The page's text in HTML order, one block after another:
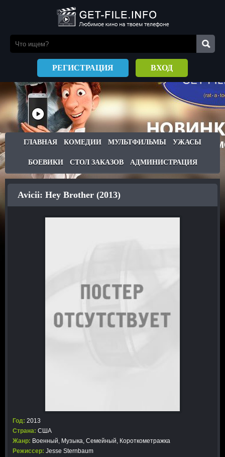
РЕГИСТРАЦИЯ ВХОД
ГЛАВНАЯ КОМЕДИИ МУЛЬТФИЛЬМЫ УЖАСЫ
БОЕВИКИ СТОЛ ЗАКАЗОВ АДМИНИСТРАЦИЯ
Avicii: Hey Brother (2013)
Год: 2013
Страна: США
Жанр: Военный, Музыка, Семейный, Короткометражка
Режиссер: Jesse Sternbaum